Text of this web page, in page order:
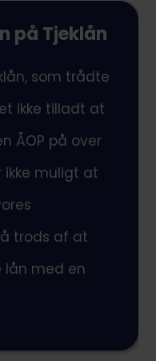
på Tjeklån
som trådte
ikke tilladt at
ÅOP på over
ikke muligt at
trods af at
med en